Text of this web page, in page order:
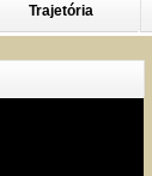
Trajetória